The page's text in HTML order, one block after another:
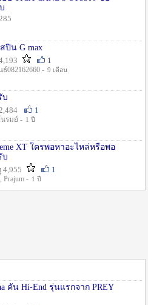
ปิน G max
1
082162660 - 9 เดือน
บ
1
นรมย์ - 1 ปี
XT ใครพอหาอะไหล่หรือพอ
บ
4,955
1
, Prajum - 1 ปี
คัน Hi-End รุ่นแรกจาก PREY